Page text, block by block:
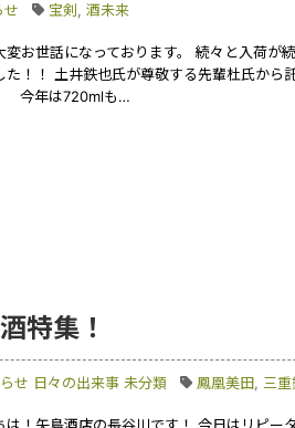
せ 宝剣, 酒未来
変お世話になっております。 続々と入荷
た！！ 土井鉄也氏が尊敬する先輩杜氏から
今年は720mlも…
特集！
せ 日々の出来事 未分類 鳳凰美田, 三重